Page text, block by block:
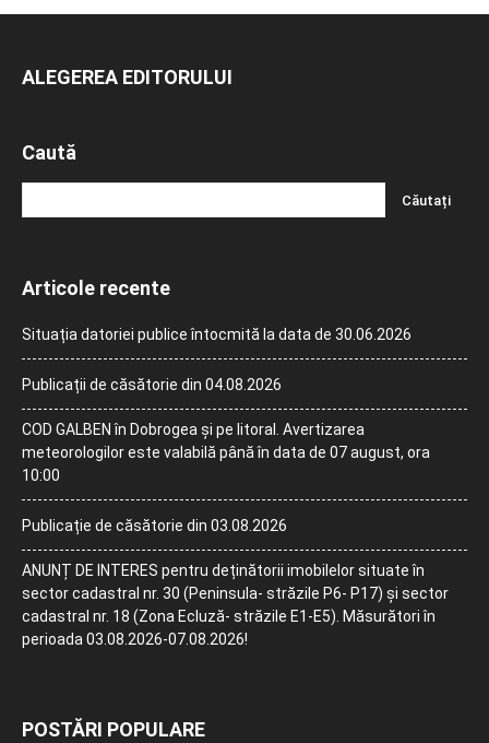
ALEGEREA EDITORULUI
Caută
Articole recente
Situația datoriei publice întocmită la data de 30.06.2026
Publicații de căsătorie din 04.08.2026
COD GALBEN în Dobrogea și pe litoral. Avertizarea
meteorologilor este valabilă până în data de 07 august, ora
10:00
Publicație de căsătorie din 03.08.2026
ANUNȚ DE INTERES pentru deținătorii imobilelor situate în
sector cadastral nr. 30 (Peninsula- străzile P6- P17) și sector
cadastral nr. 18 (Zona Ecluză- străzile E1-E5). Măsurători în
perioada 03.08.2026-07.08.2026!
POSTĂRI POPULARE